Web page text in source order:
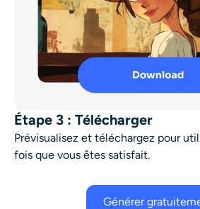
Étape 3 : Télécharger
Prévisualisez et téléchargez pour
fois que vous êtes satisfait.
Générer